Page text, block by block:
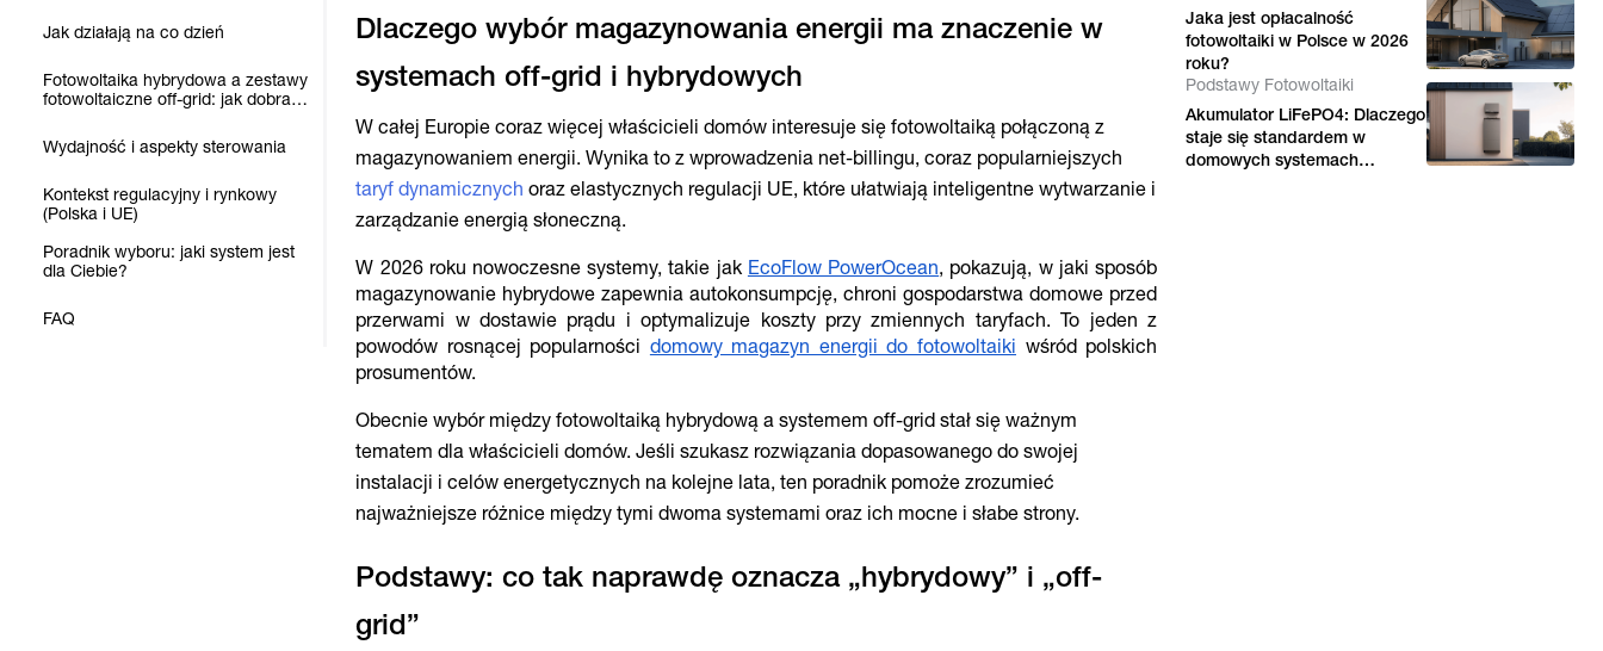
Jak działają na co dzień
Fotowoltaika hybrydowa a zestawy
fotowoltaiczne off-grid: jak dobrać
Wydajność i aspekty sterowania
Kontekst regulacyjny i rynkowy
(Polska i UE)
Poradnik wyboru: jaki system jest
dla Ciebie?
FAQ
Dlaczego wybór magazynowania energii ma znaczenie w
W całej Europie coraz więcej właścicieli domów interesuje się fotowoltaiką połączoną z
magazynowaniem energii. Wynika to z wprowadzenia net-billingu, coraz popularniejszych
taryf dynamicznych oraz elastycznych regulacji UE, które ułatwiają inteligentne wytwarzanie i
zarządzanie energią słoneczną.
W 2026 roku nowoczesne systemy, takie jak EcoFlow PowerOcean, pokazują, w jaki sposób
magazynowanie hybrydowe zapewnia autokonsumpcję, chroni gospodarstwa domowe przed
przerwami w dostawie prądu i optymalizuje koszty przy zmiennych taryfach. To jeden z
powodów rosnącej popularności domowy magazyn energii do fotowoltaiki wśród polskich
prosumentów.
Obecnie wybór między fotowoltaiką hybrydową a systemem off-grid stał się ważnym
tematem dla właścicieli domów. Jeśli szukasz rozwiązania dopasowanego do swojej
instalacji i celów energetycznych na kolejne lata, ten poradnik pomoże zrozumieć
najważniejsze różnice między tymi dwoma systemami oraz ich mocne i słabe strony.
Podstawy: co tak naprawdę oznacza „hybrydowy” i „off-
Jaka jest opłacalność
fotowoltaiki w Polsce w 2026
roku?
Podstawy Fotowoltaiki
Akumulator LiFePO4: Dlaczego
staje się standardem w
domowych systemach